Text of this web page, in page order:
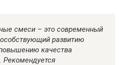
смеси – это современный
развитию
качества
Рекомендуется